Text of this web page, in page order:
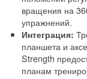
вращения на
упражнений.
Интеграция:
планшета и
Strength
планам